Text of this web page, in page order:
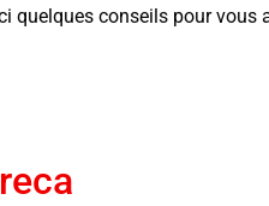
quelques conseils pour vous